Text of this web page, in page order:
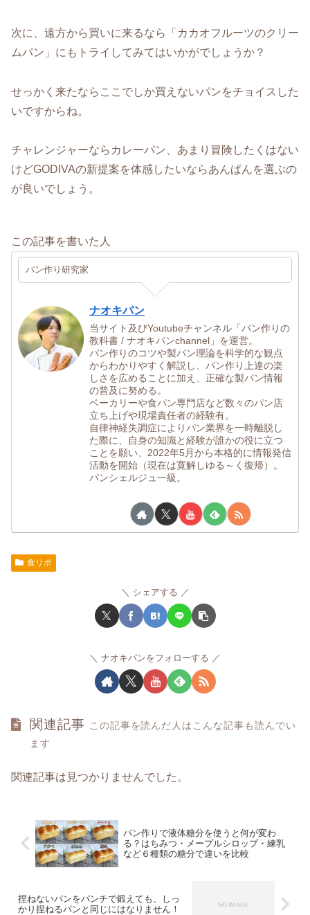
次に、遠方から買いに来るなら「カカオフルーツのクリー
ムパン」にもトライしてみてはいかがでしょうか？
せっかく来たならここでしか買えないパンをチョイスした
いですからね。
チャレンジャーならカレーパン、あまり冒険したくはない
けどGODIVAの新提案を体感したいならあんぱんを選ぶの
が良いでしょう。
この記事を書いた人
パン作り研究家
ナオキパン
当サイト及びYoutubeチャンネル「パン作りの
教科書 / ナオキパンchannel」を運営。
パン作りのコツや製パン理論を科学的な観点
からわかりやすく解説し、パン作り上達の楽
しさを広めることに加え、正確な製パン情報
の普及に努める。
ベーカリーや食パン専門店など数々のパン店
立ち上げや現場責任者の経験有。
自律神経失調症によりパン業界を一時離脱し
た際に、自身の知識と経験が誰かの役に立つ
ことを願い、2022年5月から本格的に情報発信
活動を開始（現在は寛解しゆる～く復帰）。
パンシェルジュ一級。
食リポ
シェアする
ナオキパンをフォローする
関連記事 この記事を読んだ人はこんな記事も読んでい
ます
関連記事は見つかりませんでした。
パン作りで液体糖分を使うと何が変わ
る？はちみつ・メープルシロップ・練乳
など６種類の糖分で違いを比較
捏ねないパンをパンチで鍛えても、しっ
かり捏ねるパンと同じにはなりません！